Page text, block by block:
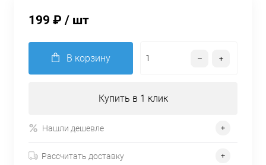
199 ₽ / шт
В корзину
Купить в 1 клик
Нашли дешевле
Рассчитать доставку